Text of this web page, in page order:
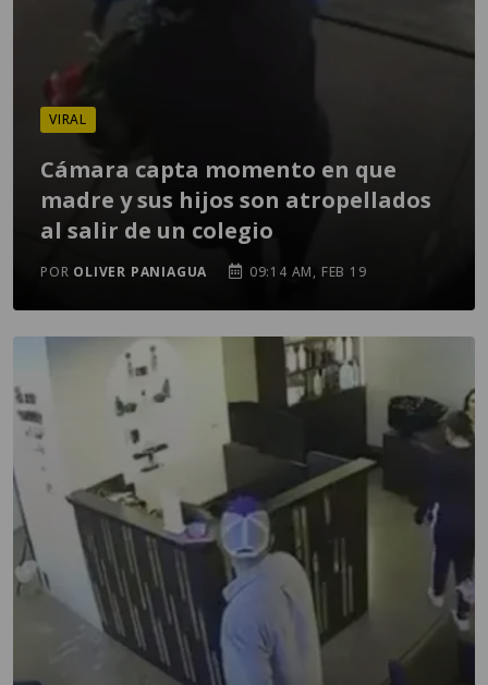
VIRAL
Cámara capta momento en que
madre y sus hijos son atropellados
al salir de un colegio
POR OLIVER PANIAGUA 09:14 AM, FEB 19